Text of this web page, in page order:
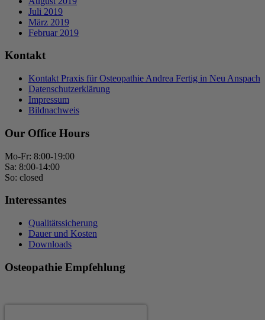
Juli 2019
März 2019
Februar 2019
Kontakt
Kontakt Praxis für Osteopathie Andrea Fertig in Neu Anspach
Datenschutzerklärung
Impressum
Bildnachweis
Our Office Hours
Mo-Fr: 8:00-19:00
Sa: 8:00-14:00
So: closed
Interessantes
Qualitätssicherung
Dauer und Kosten
Downloads
Osteopathie Empfehlung